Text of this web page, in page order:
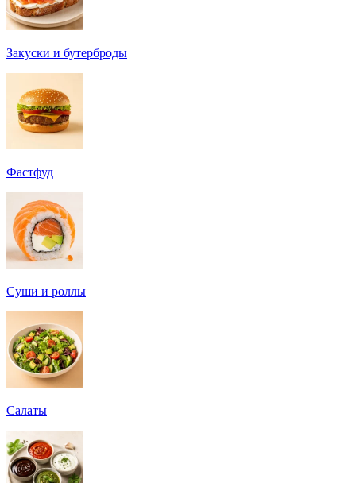
Закуски и бутерброды
Фастфуд
Суши и роллы
Салаты